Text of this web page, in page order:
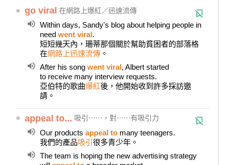
● go viral 在網路上爆紅／迅速流傳
Within days, Sandy's blog about helping people in
need went viral.
短短幾天內，珊蒂那個關於幫助貧困者的部落格
在網路上迅速流傳 。
After his song went viral, Albert started
to receive many interview requests.
亞伯特的歌曲爆紅後，他開始收到許多採訪邀
請。
● appeal to... 吸引⋯⋯，對⋯⋯有吸引力
Our products appeal to many teenagers.
我們的產品吸引 很多青少年。
The team is hoping the new advertising strategy